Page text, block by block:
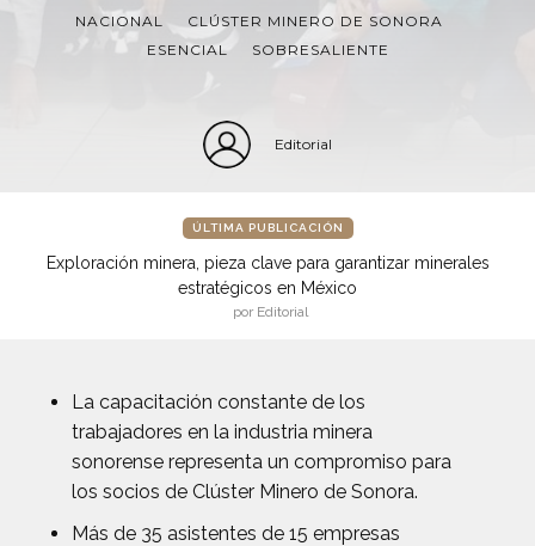
NACIONAL
CLÚSTER MINERO DE SONORA
ESENCIAL
SOBRESALIENTE
Editorial
ÚLTIMA PUBLICACIÓN
Exploración minera, pieza clave para garantizar minerales
estratégicos en México
por Editorial
La capacitación constante de los
trabajadores en la industria minera
sonorense representa un compromiso para
los socios de Clúster Minero de Sonora.
Más de 35 asistentes de 15 empresas